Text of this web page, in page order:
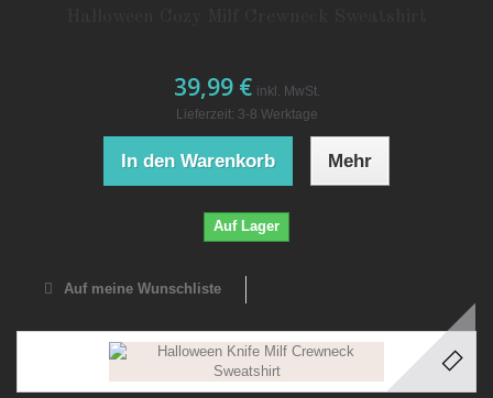
39,99 € inkl. MwSt.
Lieferzeit: 3-8 Werktage
In den Warenkorb Mehr
Auf Lager
Auf meine Wunschliste